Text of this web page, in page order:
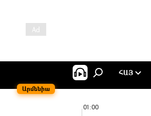
Արմենիա
ՀԱՅ
01:00